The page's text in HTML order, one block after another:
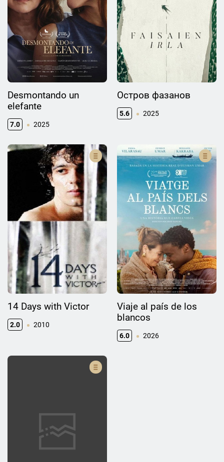
Desmontando un
elefante
7.0 2025
Остров фазанов
5.6 2025
14 Days with Victor
2.0 2010
Viaje al país de los
blancos
6.0 2026